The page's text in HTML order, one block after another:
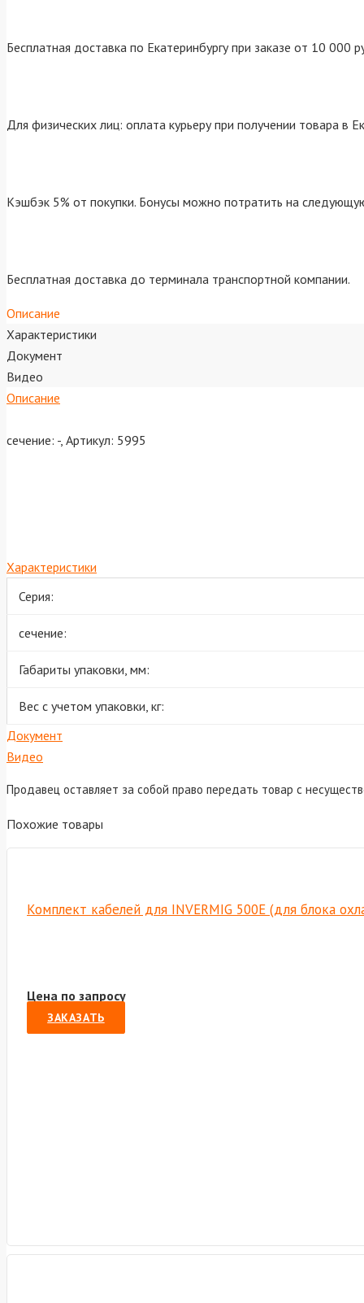
Бесплатная доставка по Екатеринбургу при заказе от 10 000
Для физических лиц: оплата курьеру при получении товара в
Кэшбэк 5% от покупки. Бонусы можно потратить на
Бесплатная доставка до терминала транспортной компании.
Описание
Характеристики
Документ
Видео
Описание
сечение: -, Артикул: 5995
Характеристики
Серия:
сечение:
Габариты упаковки, мм:
Вес с учетом упаковки, кг:
Документ
Видео
Продавец оставляет за собой право передать товар с
Похожие товары
Комплект кабелей для INVERMIG 500E (для блока
Цена по запросу
ЗАКАЗАТЬ